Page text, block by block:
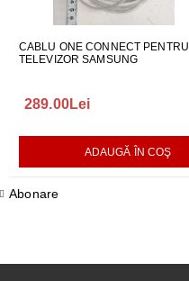
CABLU ONE CONNECT PENTRU
TELEVIZOR SAMSUNG
289.00Lei
ADAUGĂ ÎN COŞ
Abonare